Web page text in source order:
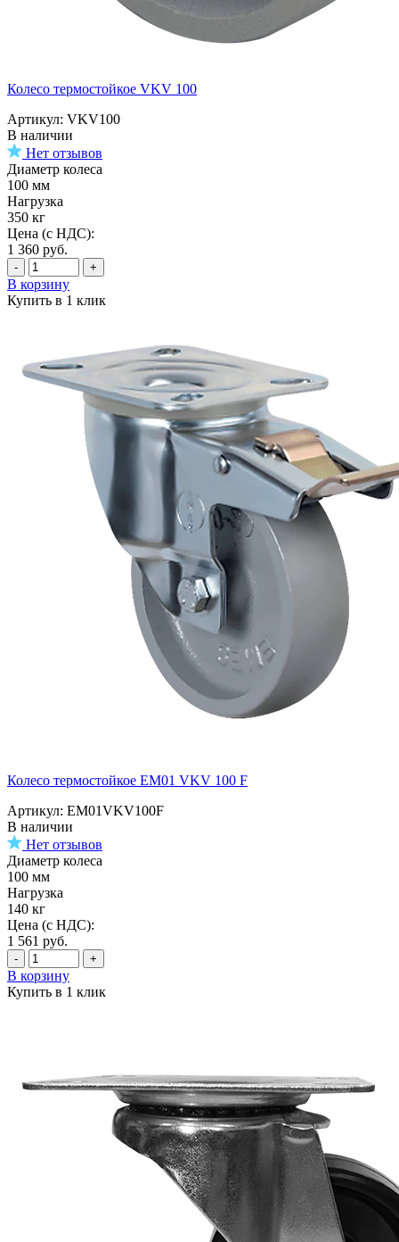
Колесо термостойкое VKV 100
Артикул: VKV100
В наличии
Нет отзывов
Диаметр колеса
100 мм
Нагрузка
350 кг
Цена (с НДС):
1 360 руб.
- +
В корзину
Купить в 1 клик
Колесо термостойкое EM01 VKV 100 F
Артикул: EM01VKV100F
В наличии
Нет отзывов
Диаметр колеса
100 мм
Нагрузка
140 кг
Цена (с НДС):
1 561 руб.
- +
В корзину
Купить в 1 клик